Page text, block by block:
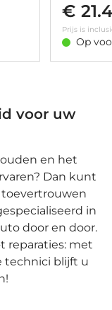
•
19" •
premium
Connected
middel •
skiluik •
dimmend
assistent •
systeem •
•
€
Prijs is
Op
voor uw
en het
Dan kunt
in
door en door.
reparaties: met
technici blijft u